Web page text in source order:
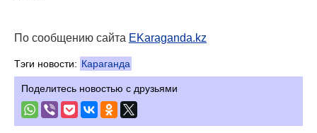
По сообщению сайта EKaraganda.kz
Тэги новости: Караганда
Поделитесь новостью с друзьями